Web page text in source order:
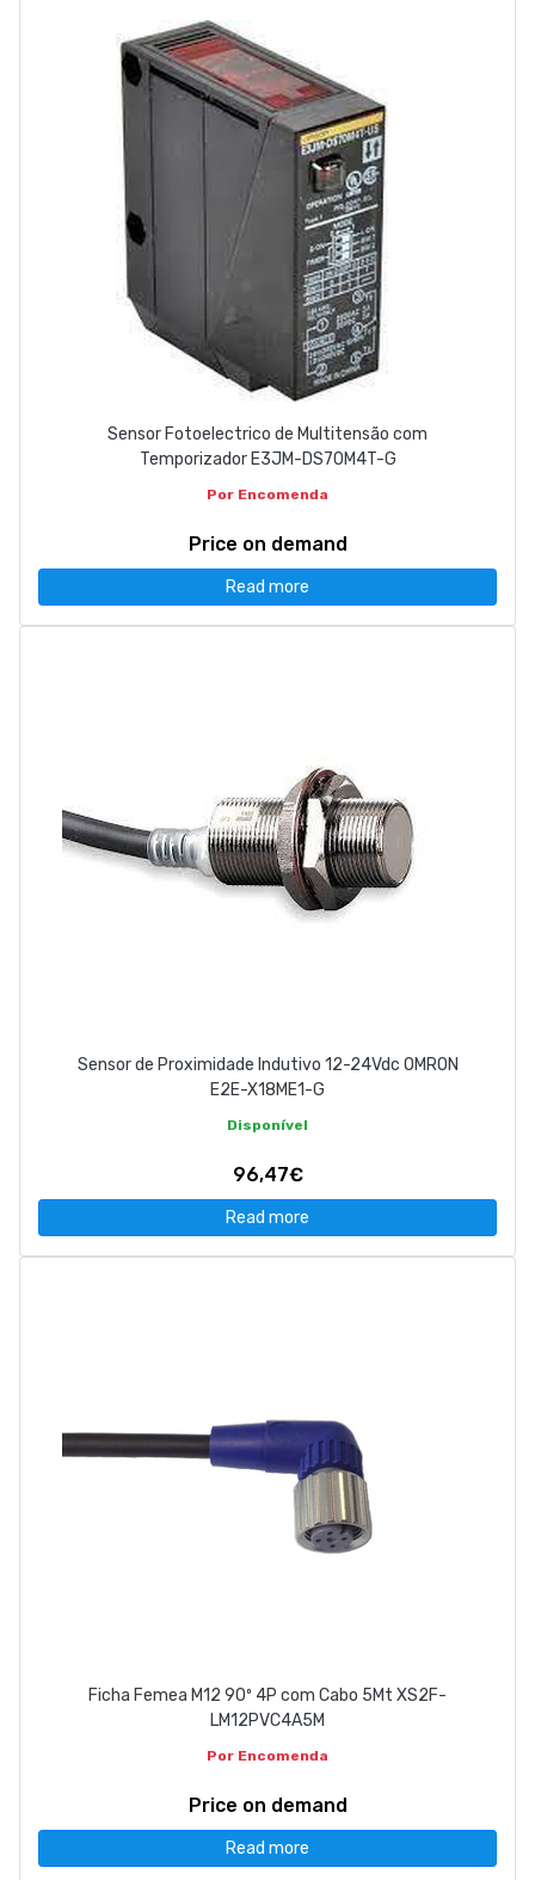
Sensor Fotoelectrico de Multitensão com
Temporizador E3JM-DS70M4T-G
Por Encomenda
Price on demand
Read more
Sensor de Proximidade Indutivo 12-24Vdc OMRON
E2E-X18ME1-G
Disponível
96,47€
Read more
Ficha Femea M12 90º 4P com Cabo 5Mt XS2F-
LM12PVC4A5M
Por Encomenda
Price on demand
Read more